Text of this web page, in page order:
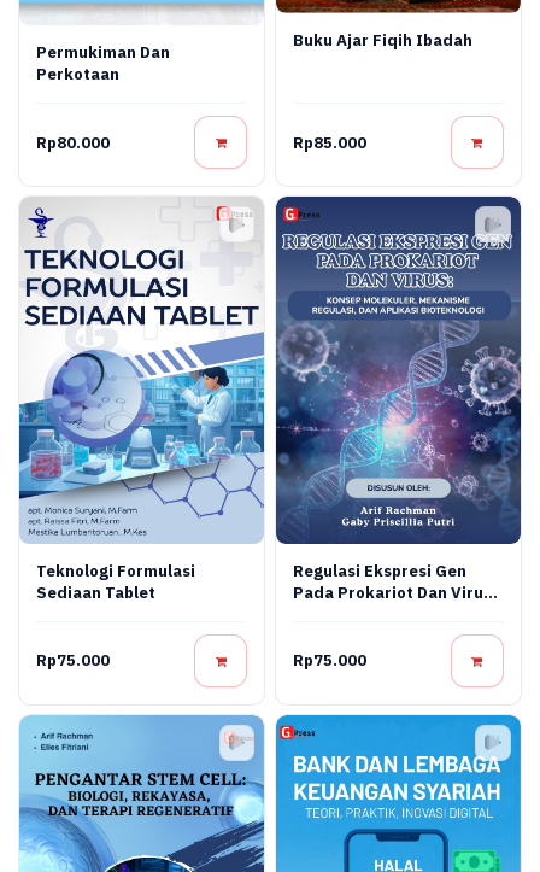
Permukiman Dan
Perkotaan
Rp80.000
Buku Ajar Fiqih Ibadah
Rp85.000
Teknologi Formulasi
Sediaan Tablet
Rp75.000
Regulasi Ekspresi Gen
Pada Prokariot Dan Virus:
Mekanisme Regulasi, Dan
Aplikasi Bioteknologi
Rp75.000